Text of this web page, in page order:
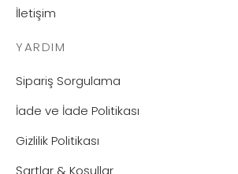
İletişim
YARDIM
Sipariş Sorgulama
İade ve İade Politikası
Gizlilik Politikası